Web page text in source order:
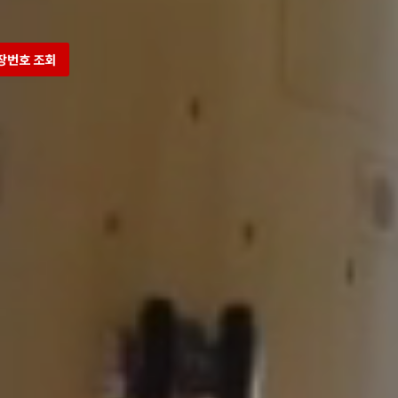
번호 조회